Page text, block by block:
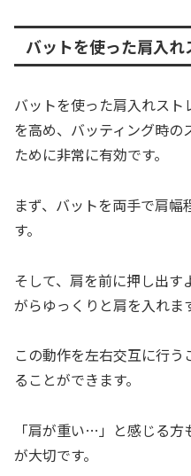
バットを使った肩入れ
バットを使った肩入れス
を高め、バッティング時の
ために非常に有効です。
まず、バットを両手で肩
す。
そして、肩を前に押し出
がらゆっくりと肩を入れま
この動作を左右交互に行
ることができます。
「肩が重い…」と感じる
が大切です。